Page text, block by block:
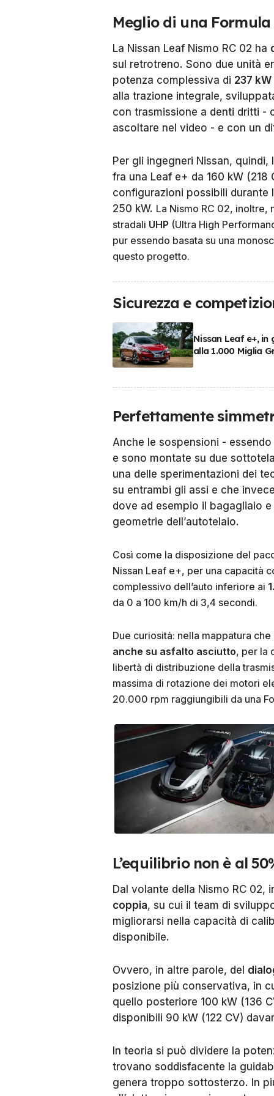
Meglio di una Formula
La Nissan Leaf Nismo RC 02 ha
sul retrotreno. Sono due unità
potenza complessiva di 237 kW
alla trazione integrale,
con trasmissione a denti dritti -
ascoltare nel video - e con un
Per gli ingegneri Nissan,
fra una Leaf e+ da 160 kW
configurazioni possibili durante
250 kW. La Nismo RC 02, inoltre,
stradali UHP (Ultra High
pur essendo basata su una
questo progetto.
Sicurezza e
Nissan Leaf e+, in
alla 1.000 Miglia
Perfettamente
Anche le sospensioni -
e sono montate su due
una delle sperimentazioni dei
su entrambi gli assi e che
dove ad esempio il bagagliaio
geometrie dell’autotelaio.
Così come la disposizione del
Nissan Leaf e+, per una capacità
complessivo dell’auto inferiore ai
da 0 a 100 km/h di 3,4 secondi.
Due curiosità: nella mappatura
anche su asfalto asciutto, per la
libertà di distribuzione della
massima di rotazione dei motori
20.000 rpm raggiungibili da una
L’equilibrio non è al
Dal volante della Nismo RC
coppia, su cui il team di
migliorarsi nella capacità di
disponibile.
Ovvero, in altre parole, del
posizione più conservativa, in
quello posteriore 100 kW (136
disponibili 90 kW (122 CV)
In teoria si può dividere la
trovano soddisfacente la
genera troppo sottosterzo. In